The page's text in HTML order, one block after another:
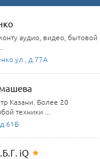
аудио, видео, бытовой
ул., д.77А
Казани. Более 20
техники ...
iQ